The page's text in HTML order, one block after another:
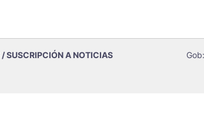
/ SUSCRIPCIÓN A NOTICIAS